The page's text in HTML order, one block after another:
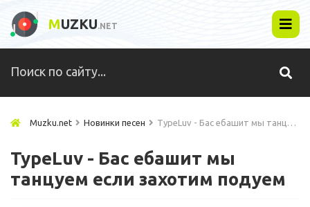
MUZKU.NET
Muzku.net Новинки песен TypeLuv - Бас ебашит мы танцуем если захотим подуем
TypeLuv - Бас ебашит мы
танцуем если захотим подуем